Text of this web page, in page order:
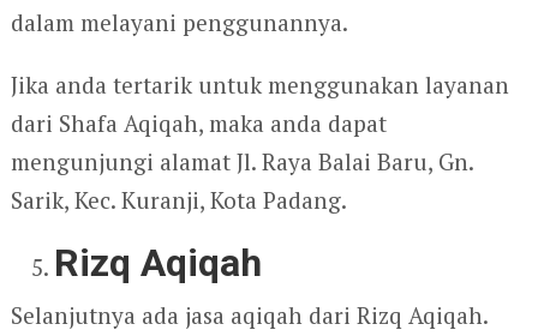
dalam melayani penggunannya.
Jika anda tertarik untuk menggunakan layanan
dari Shafa Aqiqah, maka anda dapat
mengunjungi alamat Jl. Raya Balai Baru, Gn.
Sarik, Kec. Kuranji, Kota Padang.
Rizq Aqiqah
Selanjutnya ada jasa aqiqah dari Rizq Aqiqah.